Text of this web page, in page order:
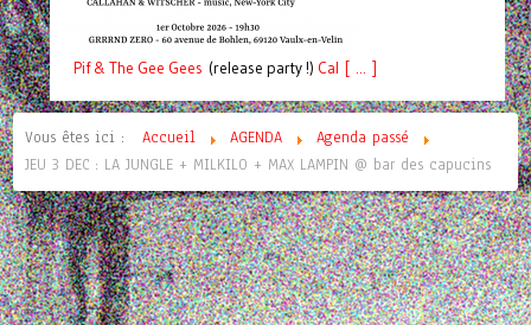
Pif& The Gee Gees (release party !) Cal [ ... ]
Vous êtes ici : Accueil AGENDA
Agenda passé
JEU 3 DEC : LA JUNGLE + MILKILO + MAX LAMPIN @ bar des capucins